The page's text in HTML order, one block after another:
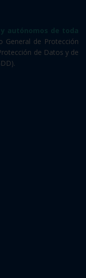
autónomos de toda
General de Protección
de Datos y de